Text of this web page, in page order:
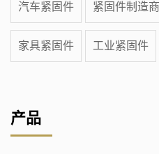
汽车紧固件 紧固件制造商
家具紧固件 工业紧固件
产品